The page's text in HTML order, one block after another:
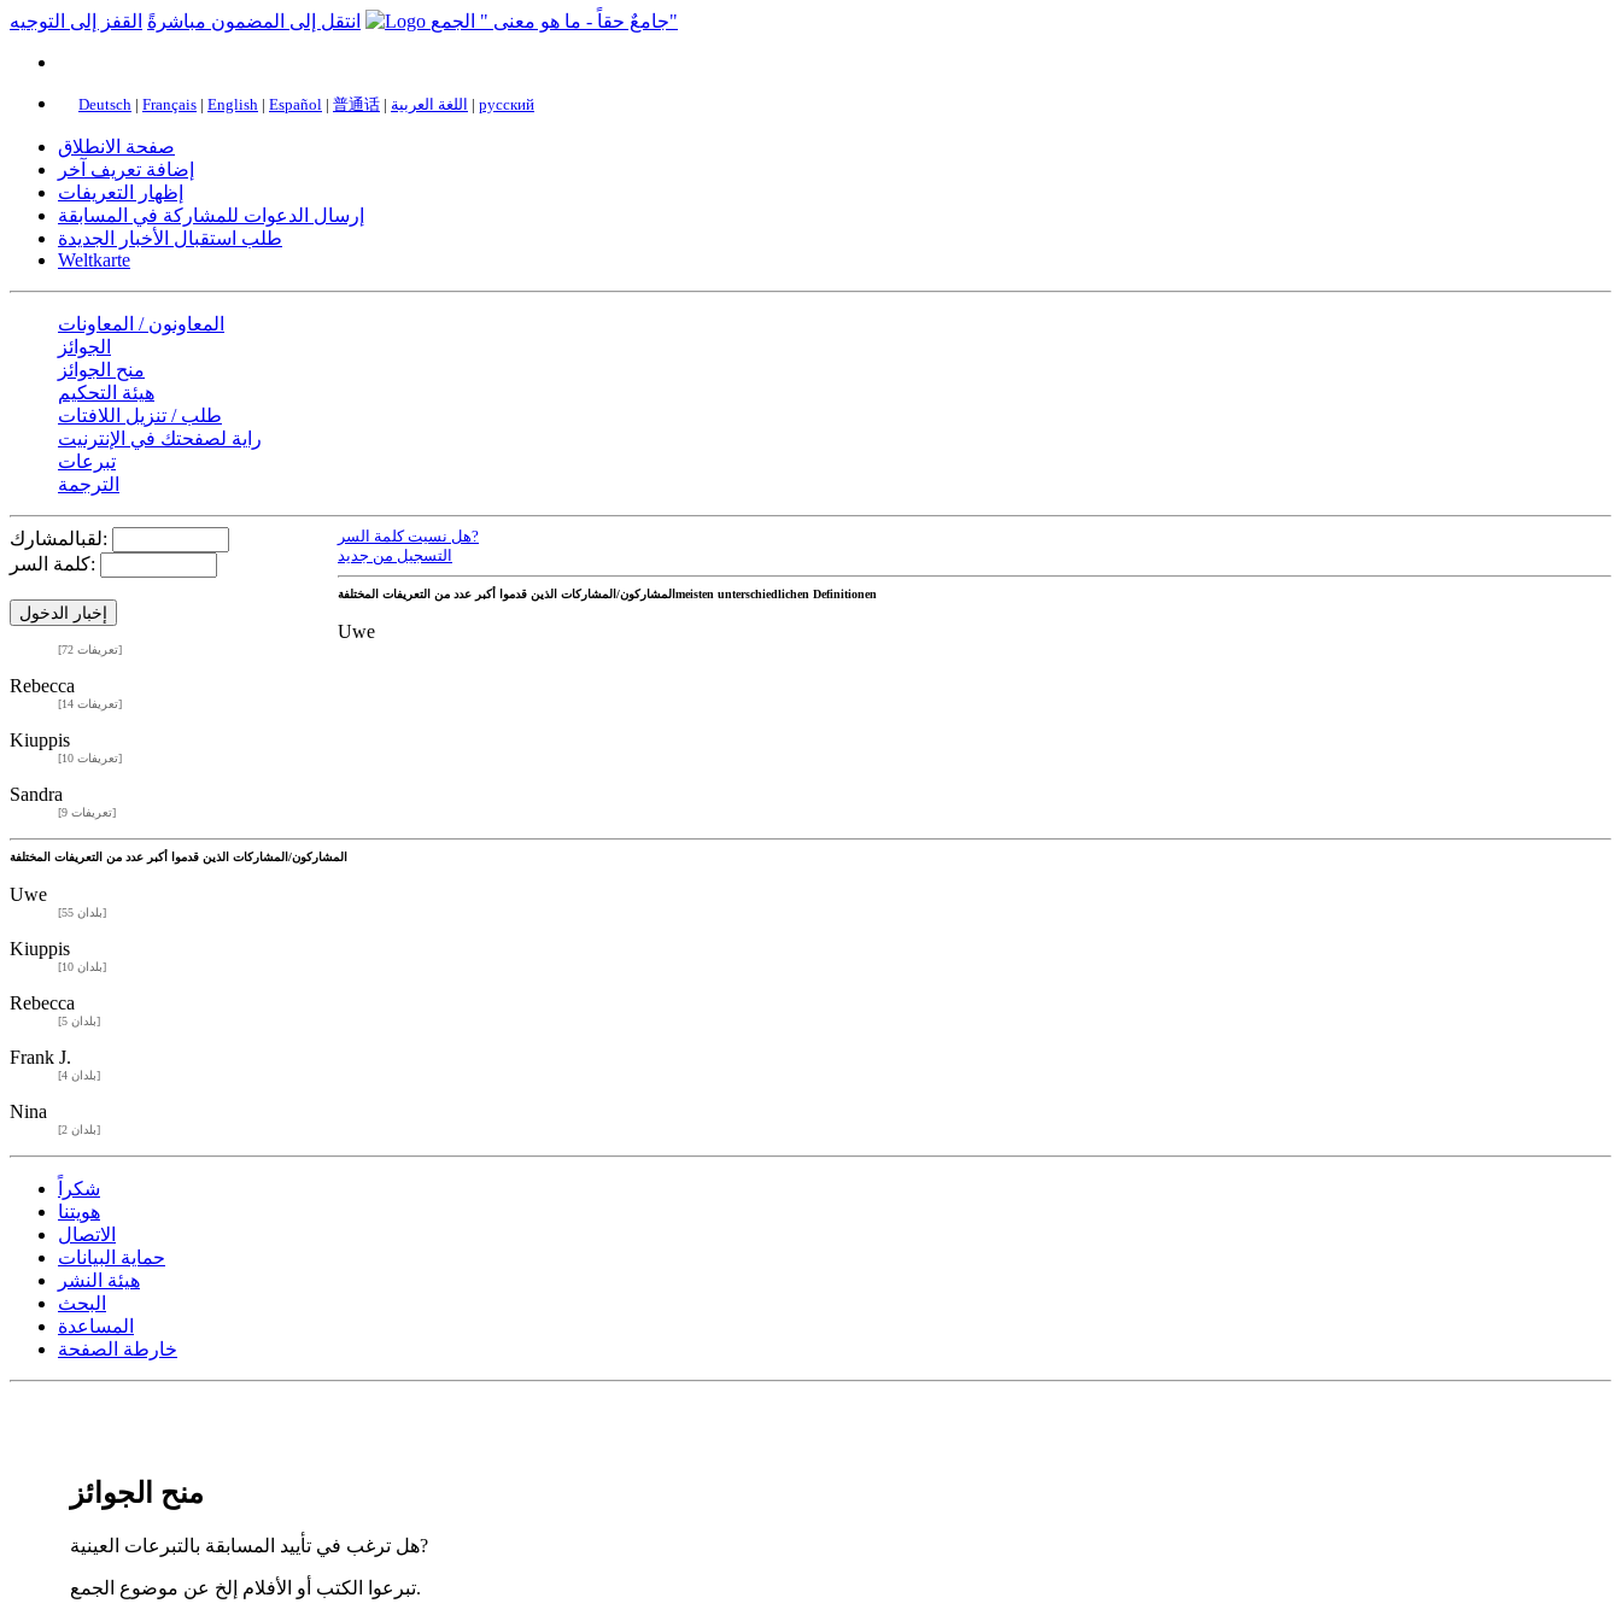
انتقل إلى المضمون مباشرةً القفز إلى التوجيه
Deutsch | Français | English | Español | 普通话 | اللغة العربية | русский
صفحة الانطلاق
إضافة تعريف آخر
إظهار التعريفات
إرسال الدعوات للمشاركة في المسابقة
طلب استقبال الأخبار الجديدة
Weltkarte
المعاونون / المعاونات
الجوائز
منح الجوائز
هيئة التحكيم
طلب / تنزيل اللافتات
راية لصفحتك في الإنترنيت
تبرعات
الترجمة
لقبالمشارك:
كلمة السر:
هل نسيت كلمة السر?
التسجيل من جديد
المشاركون/المشاركات الذين قدموا أكبر عدد من التعريفات المختلفةmeisten unterschiedlichen Definitionen
Uwe
[72 تعريفات]
Rebecca
[14 تعريفات]
Kiuppis
[10 تعريفات]
Sandra
[9 تعريفات]
المشاركون/المشاركات الذين قدموا أكبر عدد من التعريفات المختلفة
Uwe
[55 بلدان]
Kiuppis
[10 بلدان]
Rebecca
[5 بلدان]
Frank J.
[4 بلدان]
Nina
[2 بلدان]
شكراً
هويتنا
الاتصال
حماية البيانات
هيئة النشر
البحث
المساعدة
خارطة الصفحة
منح الجوائز
هل ترغب في تأييد المسابقة بالتبرعات العينية?
تبرعوا الكتب أو الأفلام إلخ عن موضوع الجمع.